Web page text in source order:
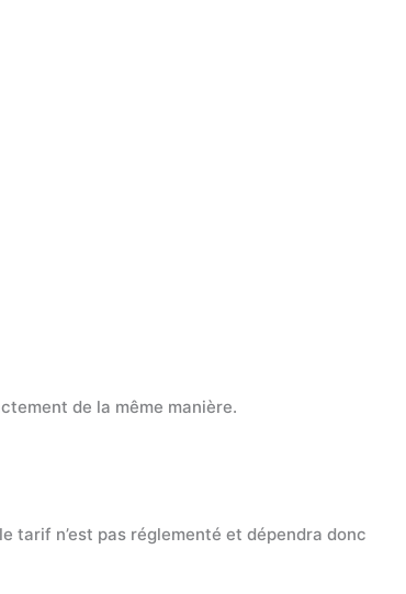
de la même manière.
tarif n’est pas réglementé et dépendra donc